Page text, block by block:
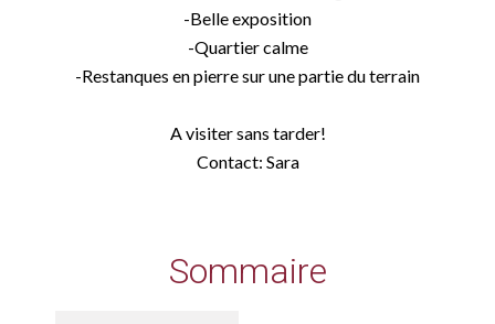
-Belle exposition
-Quartier calme
-Restanques en pierre sur une partie du terrain
A visiter sans tarder!
Contact: Sara
Sommaire